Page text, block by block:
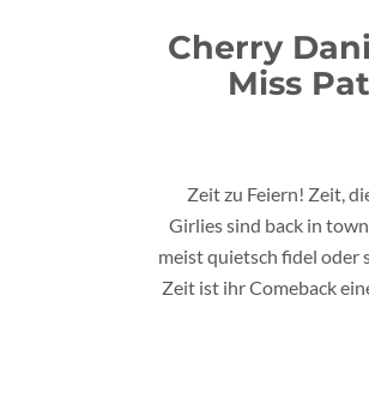
Cherry
Miss
Zeit zu Feiern! Zeit,
Girlies sind back in
meist quietsch fidel oder
Zeit ist ihr Comeback